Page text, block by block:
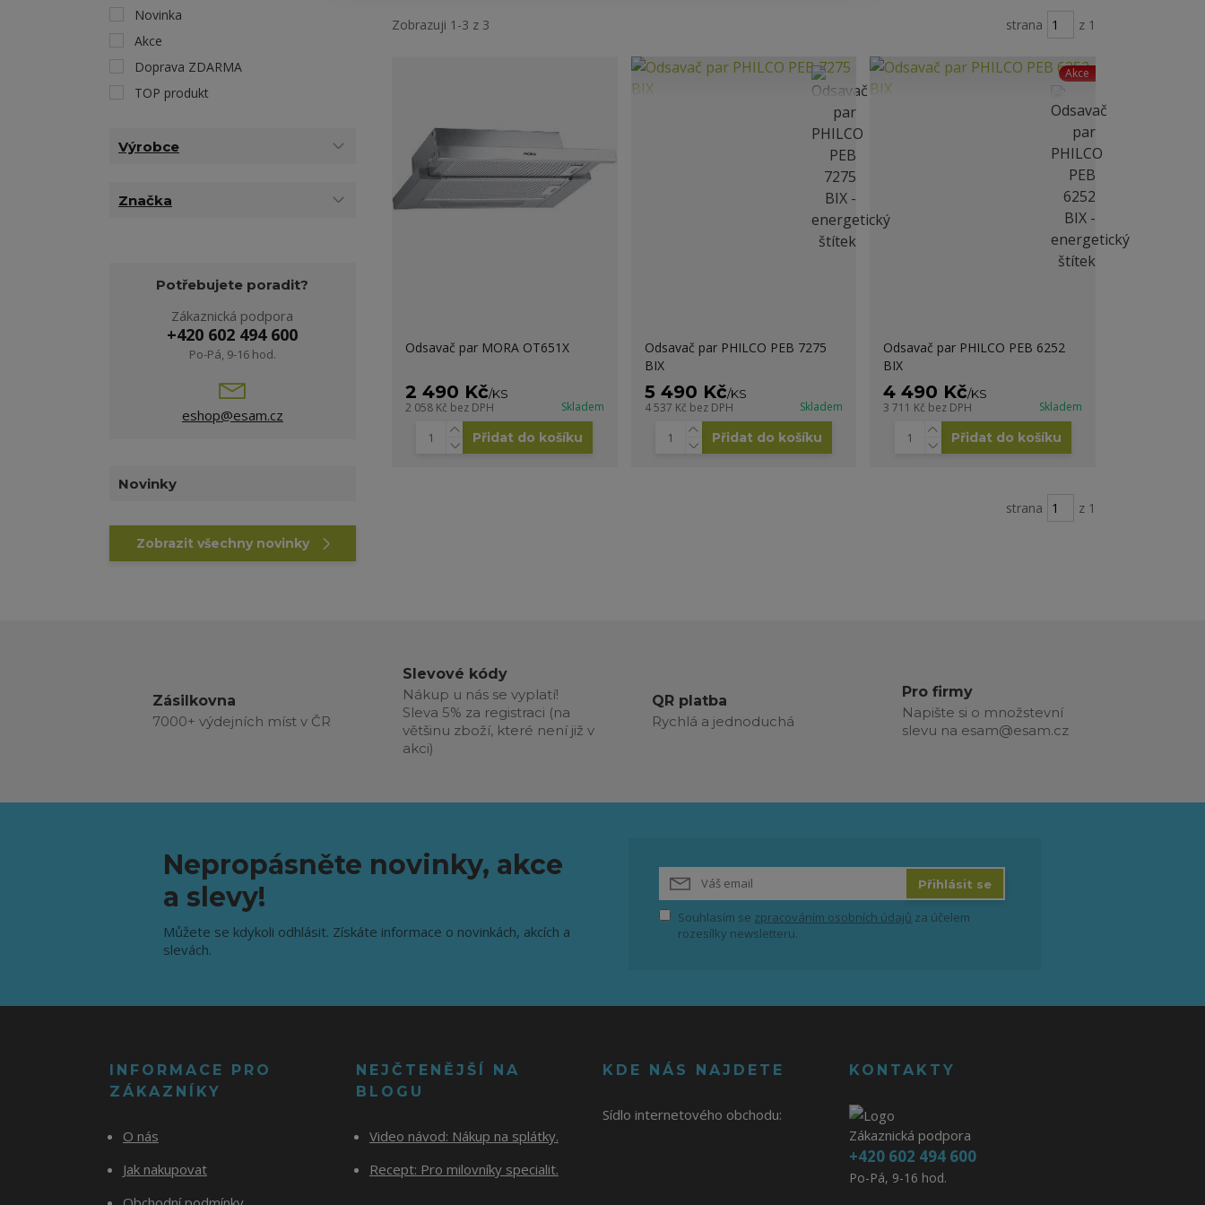
Zobrazuji 1-3 z 3 strana z 1
Odsavač par MORA OT651X
2 490 Kč/KS
2 058 Kč bez DPH Skladem
Přidat do košíku
Odsavač par PHILCO PEB 7275
BIX
5 490 Kč/KS
4 537 Kč bez DPH Skladem
Přidat do košíku
Akce
Odsavač par PHILCO PEB 6252
BIX
4 490 Kč/KS
3 711 Kč bez DPH Skladem
Přidat do košíku
strana z 1
Novinka
Akce
Doprava ZDARMA
TOP produkt
Výrobce
Značka
Potřebujete poradit?
Zákaznická podpora
+420 602 494 600
Po-Pá, 9-16 hod.
eshop@esam.cz
Novinky
Zobrazit všechny novinky
Zásilkovna
7000+ výdejních míst v ČR
Slevové kódy
Nákup u nás se vyplatí!
Sleva 5% za registraci (na
většinu zboží, které není již v
akci)
QR platba
Rychlá a jednoduchá
Pro firmy
Napište si o množstevní
slevu na esam@esam.cz
Nepropásněte novinky, akce
a slevy!
Můžete se kdykoli odhlásit. Získáte informace o novinkách, akcích a
slevách.
Přihlásit se
Souhlasím se zpracováním osobních údajů za účelem
rozesílky newsletteru.
INFORMACE PRO
ZÁKAZNÍKY
O nás
Jak nakupovat
NEJČTENĚJŠÍ NA
BLOGU
Video návod: Nákup na splátky.
Recept: Pro milovníky specialit.
KDE NÁS NAJDETE
Sídlo internetového obchodu:
KONTAKTY
Zákaznická podpora
+420 602 494 600
Po-Pá, 9-16 hod.